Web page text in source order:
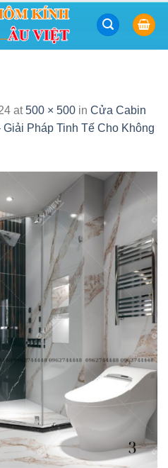
at500 × 500 in Cửa Cabin
Pháp Tinh Tế Cho Không